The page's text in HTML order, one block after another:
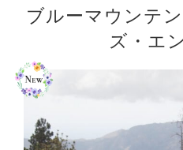
ブルーマウンテ
ズ・エ